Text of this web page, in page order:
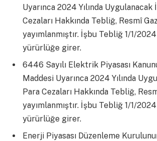
Uyarınca 2024 Yılında Uygulanacak
Cezaları Hakkında Tebliğ, Resmî
yayımlanmıştır. İşbu Tebliğ 1/1/
yürürlüğe girer.
6446 Sayılı Elektrik Piyasası
Maddesi Uyarınca 2024 Yılında
Para Cezaları Hakkında Tebliğ,
yayımlanmıştır. İşbu Tebliğ 1/1/
yürürlüğe girer.
Enerji Piyasası Düzenleme